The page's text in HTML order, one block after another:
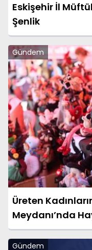
Eskişehir İl
Şenlik
Gündem
Üreten
Meydanı’nda
Gündem